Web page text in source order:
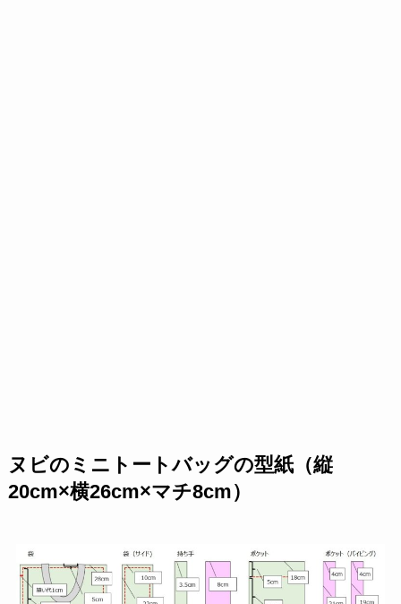
ヌビのミニトートバッグの型紙（縦
20cm×横26cm×マチ8cm）